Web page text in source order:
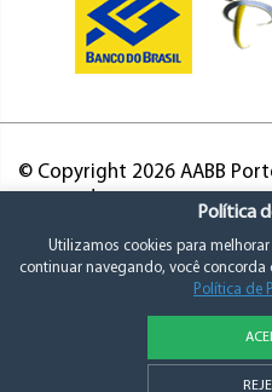
© Copyright 2026 AABB
Política de
Política
Utilizamos cookies para
continuar navegando, você concorda
Política de